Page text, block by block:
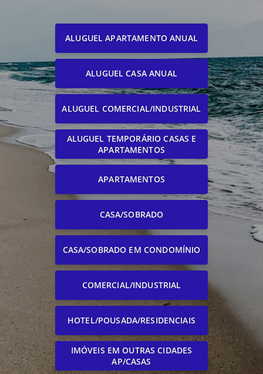
ALUGUEL APARTAMENTO ANUAL
ALUGUEL CASA ANUAL
ALUGUEL COMERCIAL/INDUSTRIAL
ALUGUEL TEMPORÁRIO CASAS E
APARTAMENTOS
APARTAMENTOS
CASA/SOBRADO
CASA/SOBRADO EM CONDOMÍNIO
COMERCIAL/INDUSTRIAL
HOTEL/POUSADA/RESIDENCIAIS
IMÓVEIS EM OUTRAS CIDADES
AP/CASAS